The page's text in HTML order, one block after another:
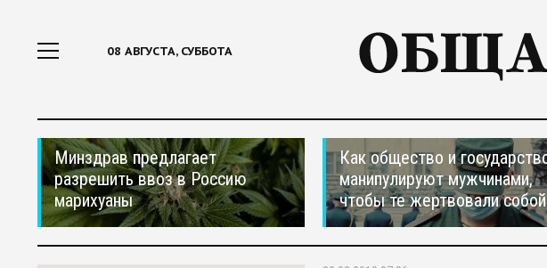
08 АВГУСТА, СУББОТА
Минздрав предлагает
разрешить ввоз в Россию
марихуаны
Как общество и
манипулируют мужчинами,
чтобы те жертвовали собой